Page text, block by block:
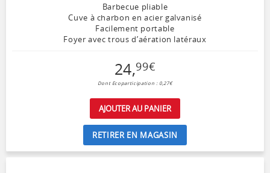
Barbecue pliable
Cuve à charbon en acier galvanisé
Facilement portable
Foyer avec trous d’aération latéraux
24,99€
Dont Ecoparticipation : 0,27€
AJOUTER AU PANIER
RETIRER EN MAGASIN